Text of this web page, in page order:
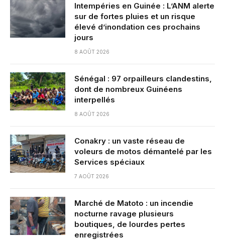
Intempéries en Guinée : L’ANM alerte
sur de fortes pluies et un risque
élevé d’inondation ces prochains
jours
8 AOÛT 2026
Sénégal : 97 orpailleurs clandestins,
dont de nombreux Guinéens
interpellés
8 AOÛT 2026
Conakry : un vaste réseau de
voleurs de motos démantelé par les
Services spéciaux
7 AOÛT 2026
Marché de Matoto : un incendie
nocturne ravage plusieurs
boutiques, de lourdes pertes
enregistrées